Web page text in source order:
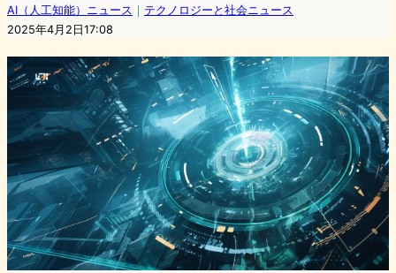
AI（人工知能）ニュース ｜ テクノロジーと社会ニュース
2025年4月2日17:08